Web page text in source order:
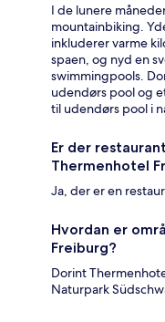
I de lunere
mountainbiking.
inkluderer varme
spaen, og nyd en
swimmingpools.
udendørs pool og
til udendørs pool i
Er der
Thermenhotel
Ja, der er en
Hvordan er
Freiburg?
Dorint
Naturpark